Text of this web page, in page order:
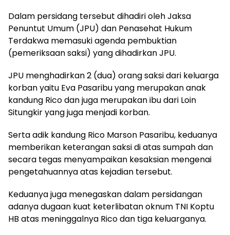
Dalam persidang tersebut dihadiri oleh Jaksa
Penuntut Umum (JPU) dan Penasehat Hukum
Terdakwa memasuki agenda pembuktian
(pemeriksaan saksi) yang dihadirkan JPU.
JPU menghadirkan 2 (dua) orang saksi dari keluarga
korban yaitu Eva Pasaribu yang merupakan anak
kandung Rico dan juga merupakan ibu dari Loin
Situngkir yang juga menjadi korban.
Serta adik kandung Rico Marson Pasaribu, keduanya
memberikan keterangan saksi di atas sumpah dan
secara tegas menyampaikan kesaksian mengenai
pengetahuannya atas kejadian tersebut.
Keduanya juga menegaskan dalam persidangan
adanya dugaan kuat keterlibatan oknum TNI Koptu
HB atas meninggalnya Rico dan tiga keluarganya.